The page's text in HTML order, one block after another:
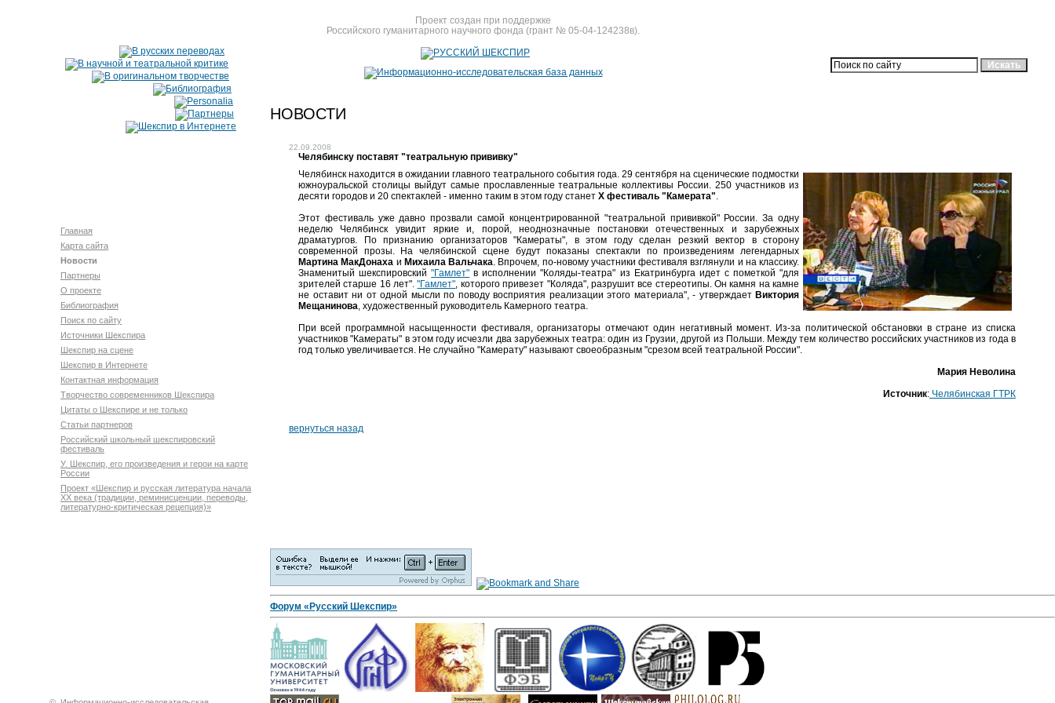
Проект создан при поддержке
Российского гуманитарного научного фонда (грант № 05-04-124238в).
НОВОСТИ
22.09.2008
Челябинску поставят "театральную прививку"
Челябинск находится в ожидании главного театрального события года. 29 сентября на сценические подмостки
южноуральской столицы выйдут самые прославленные театральные коллективы России. 250 участников из
десяти городов и 20 спектаклей - именно таким в этом году станет Х фестиваль "Камерата".
Этот фестиваль уже давно прозвали самой концентрированной "театральной прививкой" России. За одну
неделю Челябинск увидит яркие и, порой, неоднозначные постановки отечественных и зарубежных
драматургов. По признанию организаторов "Камераты", в этом году сделан резкий вектор в сторону
современной прозы. На челябинской сцене будут показаны спектакли по произведениям легендарных
Мартина МакДонаха и Михаила Вальчака. Впрочем, по-новому участники фестиваля взглянули и на классику.
Знаменитый шекспировский"Гамлет" в исполнении "Коляды-театра" из Екатринбурга идет с пометкой "для
зрителей старше 16 лет"."Гамлет", которого привезет "Коляда", разрушит все стереотипы. Он камня на камне
не оставит ни от одной мысли по поводу восприятия реализации этого материала", - утверждает Виктория
Мещанинова, художественный руководитель Камерного театра.
При всей программной насыщенности фестиваля, организаторы отмечают один негативный момент. Из-за политической обстановки в стране из списка
участников "Камераты" в этом году исчезли два зарубежных театра: один из Грузии, другой из Польши. Между тем количество российских участников из года в
год только увеличивается. Не случайно "Камерату" называют своеобразным "срезом всей театральной России".
Мария Неволина
Источник: Челябинская ГТРК
вернуться назад
Главная
Карта сайта
Новости
Партнеры
О проекте
Библиография
Поиск по сайту
Источники Шекспира
Шекспир на сцене
Шекспир в Интернете
Контактная информация
Творчество современников Шекспира
Цитаты о Шекспире и не только
Статьи партнеров
Российский школьный шекспировский
фестиваль
У. Шекспир, его произведения и герои на карте
России
Проект «Шекспир и русская литература начала
XX века (традиции, реминисценции, переводы,
литературно-критическая рецепция)»
Форум «Русский Шекспир»